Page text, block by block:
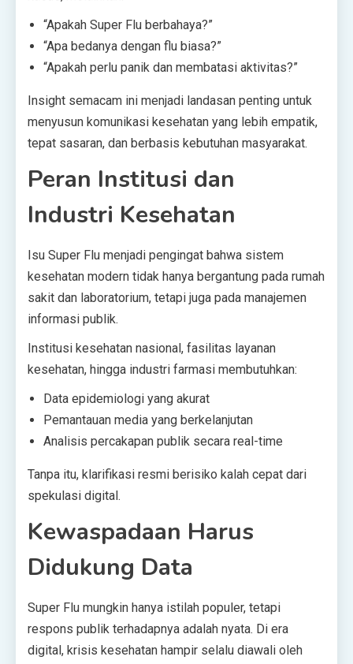
“Apakah Super Flu berbahaya?”
“Apa bedanya dengan flu biasa?”
“Apakah perlu panik dan membatasi aktivitas?”
Insight semacam ini menjadi landasan penting untuk
menyusun komunikasi kesehatan yang lebih empatik,
tepat sasaran, dan berbasis kebutuhan masyarakat.
Peran Institusi dan
Industri Kesehatan
Isu Super Flu menjadi pengingat bahwa sistem
kesehatan modern tidak hanya bergantung pada rumah
sakit dan laboratorium, tetapi juga pada manajemen
informasi publik.
Institusi kesehatan nasional, fasilitas layanan
kesehatan, hingga industri farmasi membutuhkan:
Data epidemiologi yang akurat
Pemantauan media yang berkelanjutan
Analisis percakapan publik secara real-time
Tanpa itu, klarifikasi resmi berisiko kalah cepat dari
spekulasi digital.
Kewaspadaan Harus
Didukung Data
Super Flu mungkin hanya istilah populer, tetapi
respons publik terhadapnya adalah nyata. Di era
digital, krisis kesehatan hampir selalu diawali oleh